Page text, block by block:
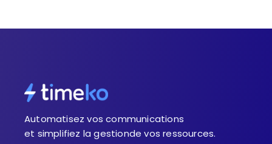
Automatisez vos communications
et simplifiez la gestionde vos ressources.